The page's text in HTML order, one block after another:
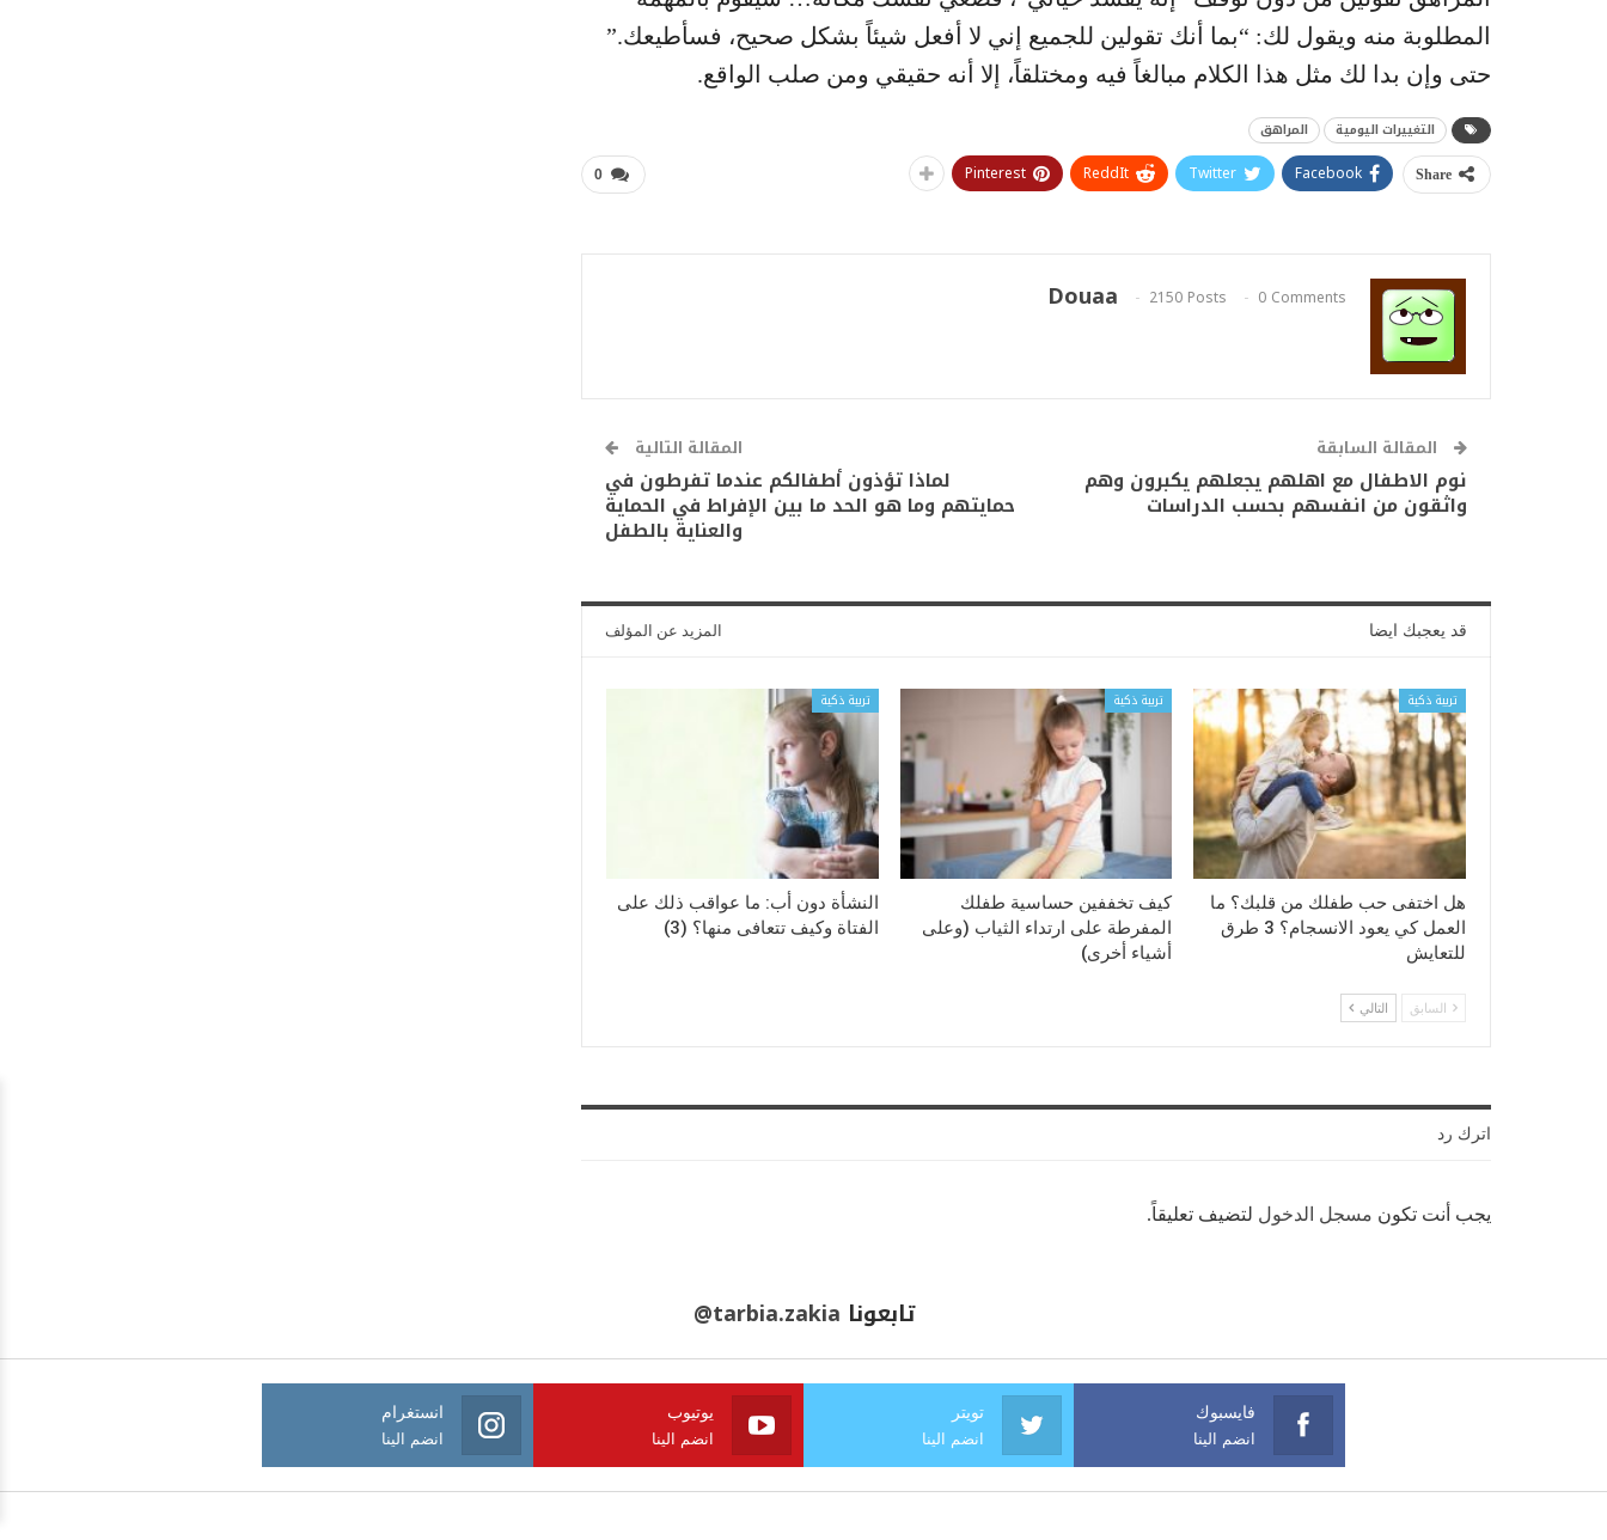
المطلوبة منه ويقول لك: “بما أنك تقولين للجميع إني لا أفعل شيئاً بشكل صحيح، فسأطيعك.”
حتى وإن بدا لك مثل هذا الكلام مبالغاً فيه ومختلقاً، إلا أنه حقيقي ومن صلب الواقع.
التغييرات اليومية المراهق
0 Share
Facebook
Twitter
ReddIt
Pinterest
Douaa 2150 Posts 0 Comments
المقالة السابقة
نوم الاطفال مع اهلهم يجعلهم يكبرون وهم
واثقون من انفسهم بحسب الدراسات
المقالة التالية
لماذا تؤذون أطفالكم عندما تفرطون في
حمايتهم وما هو الحد ما بين الإفراط في الحماية
والعناية بالطفل
قد يعجبك ايضا المزيد عن المؤلف
تربية ذكية
هل اختفى حب طفلك من قلبك؟ ما
العمل كي يعود الانسجام؟ 3 طرق
للتعايش
تربية ذكية
كيف تخففين حساسية طفلك
المفرطة على ارتداء الثياب (وعلى
أشياء أخرى)
تربية ذكية
النشأة دون أب: ما عواقب ذلك على
الفتاة وكيف تتعافى منها؟ (3)
السابق التالي
اترك رد
يجب أنت تكون مسجل الدخول لتضيف تعليقاً.
تابعونا @tarbia.zakia
فايسبوك
انضم الينا
تويتر
انضم الينا
يوتيوب
انضم الينا
انستغرام
انضم الينا